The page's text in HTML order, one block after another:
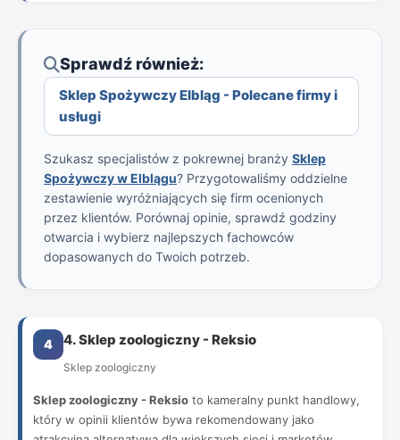
Sprawdź również:
Sklep Spożywczy Elbląg - Polecane firmy i
usługi
Szukasz specjalistów z pokrewnej branży Sklep
Spożywczy w Elblągu? Przygotowaliśmy oddzielne
zestawienie wyróżniających się firm ocenionych
przez klientów. Porównaj opinie, sprawdź godziny
otwarcia i wybierz najlepszych fachowców
dopasowanych do Twoich potrzeb.
4 4. Sklep zoologiczny - Reksio
Sklep zoologiczny
Sklep zoologiczny - Reksio to kameralny punkt handlowy,
który w opinii klientów bywa rekomendowany jako